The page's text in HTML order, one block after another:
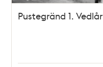
Pustegränd 1. Vedlår